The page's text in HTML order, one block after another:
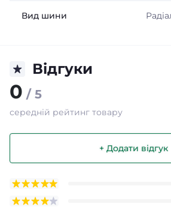
Вид шини
Відгуки
0 / 5
середній рейтинг товару
+ Додати відгук